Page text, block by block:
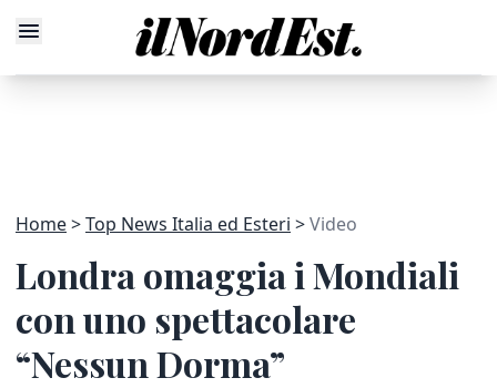
Home Top News Italia ed Esteri Video
Londra omaggia i Mondiali
con uno spettacolare
“Nessun Dorma”